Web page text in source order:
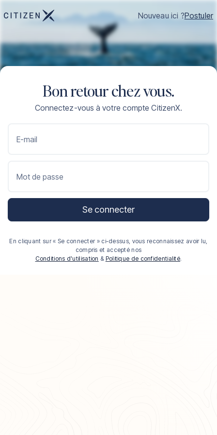
Nouveau ici ?Postuler
Bon retour chez vous.
Connectez-vous à votre compte CitizenX.
E-mail
Mot de passe
Se connecter
En cliquant sur « Se connecter » ci-dessus, vous reconnaissez avoir lu,
compris et accepté nos
Conditions d'utilisation & Politique de confidentialité.